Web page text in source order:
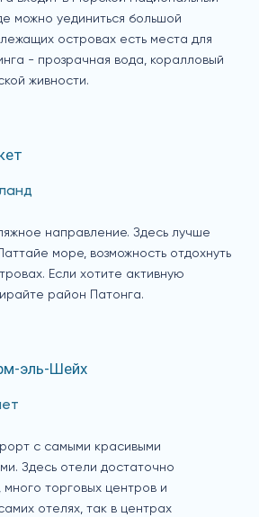
можно уединиться большой
островах есть места для
- прозрачная вода, коралловый
живности.
направление. Здесь лучше
море, возможность отдохнуть
Если хотите активную
район Патонга.
эль-Шейх
с самыми красивыми
Здесь отели достаточно
много торговых центров и
отелях, так в центрах